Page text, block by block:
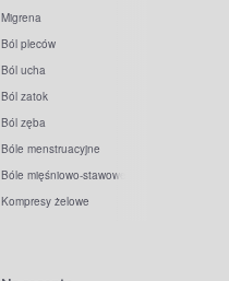
Migrena
Ból pleców
Ból ucha
Ból zatok
Ból zęba
Bóle menstruacyjne
Bóle mięśniowo-stawowe
Kompresy żelowe